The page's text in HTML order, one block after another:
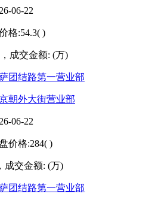
06-22
格:54.3( )
成交金额: (万)
团结路第一营业部
朝外大街营业部
06-22
价格:284( )
成交金额: (万)
团结路第一营业部